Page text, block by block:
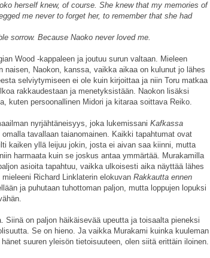
herself knew, of course. She knew that my memories of
me never to forget her, to remember that she had
sorrow. Because Naoko never loved me.
Wood -kappaleen ja joutuu surun valtaan. Mieleen
naisen, Naokon, kanssa, vaikka aikaa on kulunut jo lähes
selviytymiseen ei ole kuin kirjoittaa ja niin Toru matkaa
rakkaudestaan ja menetyksistään. Naokon lisäksi
kuten persoonallinen Midori ja kitaraa soittava Reiko.
nyrjähtäneisyys, joka lukemissani Kafkassa
tavallaan taianomainen. Kaikki tapahtumat ovat
kaiken yllä leijuu jokin, josta ei aivan saa kiinni, mutta
harmaata kuin se joskus antaa ymmärtää. Murakamilla
asioita tapahtuu, vaikka ulkoisesti aika näyttää lähes
mieleeni Richard Linklaterin elokuvan Rakkautta ennen
ja puhutaan tuhottoman paljon, mutta loppujen lopuksi
Siinä on paljon häikäisevää upeutta ja toisaalta pieneksi
Se on hieno. Ja vaikka Murakami kuinka kuuleman
hänet suuren yleisön tietoisuuteen, olen siitä erittäin iloinen.